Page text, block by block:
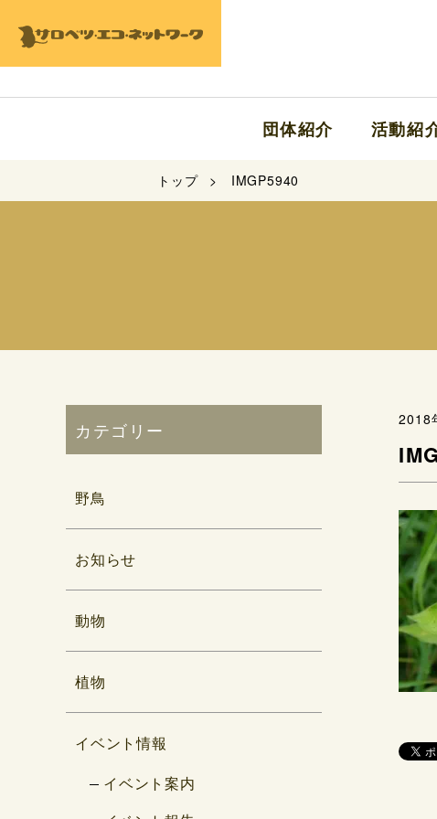
団体紹介 活動紹
トップ IMGP5940
2018
カテゴリー
野鳥
お知らせ
動物
植物
イベント情報
イベント案内